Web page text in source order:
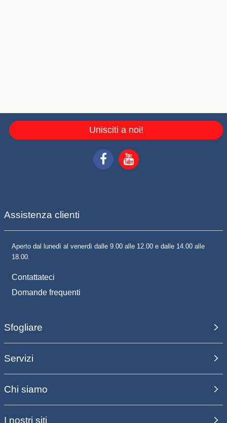
Unisciti a noi!
Assistenza clienti
Aperto dal lunedì al venerdì dalle 9.00 alle 12.00 e dalle 14.00 alle
18.00.
Contattateci
Domande frequenti
Sfogliare
Servizi
Chi siamo
I nostri siti